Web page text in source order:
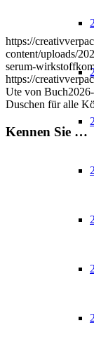
https://
content/uploads/
serum-
https://
Ute von Buch
Duschen für alle
Kennen Sie …